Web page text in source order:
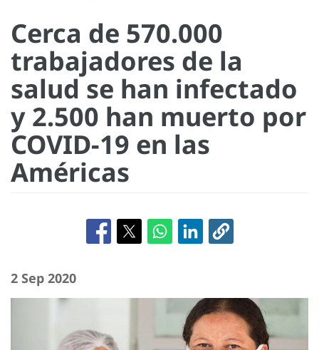
Cerca de 570.000
trabajadores de la
salud se han infectado
y 2.500 han muerto por
COVID-19 en las
Américas
2 Sep 2020